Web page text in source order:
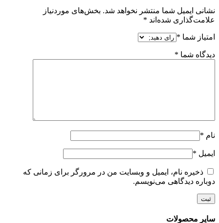
نشانی ایمیل شما منتشر نخواهد شد. بخش‌های موردنیاز
علامت‌گذاری شده‌اند *
امتیاز شما *
دیدگاه شما *
نام *
ایمیل *
ذخیره نام، ایمیل و وبسایت من در مرورگر برای زمانی که
دوباره دیدگاهی می‌نویسم.
سایر محصولات